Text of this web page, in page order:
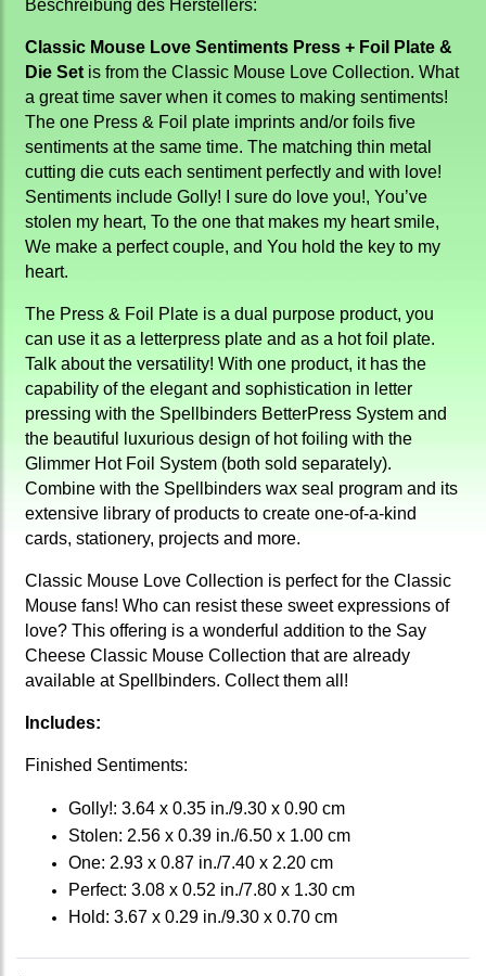
Beschreibung des Herstellers:
Classic Mouse Love Sentiments Press + Foil Plate &
Die Set is from the Classic Mouse Love Collection. What
a great time saver when it comes to making sentiments!
The one Press & Foil plate imprints and/or foils five
sentiments at the same time. The matching thin metal
cutting die cuts each sentiment perfectly and with love!
Sentiments include Golly! I sure do love you!, You’ve
stolen my heart, To the one that makes my heart smile,
We make a perfect couple, and You hold the key to my
heart.
The Press & Foil Plate is a dual purpose product, you
can use it as a letterpress plate and as a hot foil plate.
Talk about the versatility! With one product, it has the
capability of the elegant and sophistication in letter
pressing with the Spellbinders BetterPress System and
the beautiful luxurious design of hot foiling with the
Glimmer Hot Foil System (both sold separately).
Combine with the Spellbinders wax seal program and its
extensive library of products to create one-of-a-kind
cards, stationery, projects and more.
Classic Mouse Love Collection is perfect for the Classic
Mouse fans! Who can resist these sweet expressions of
love? This offering is a wonderful addition to the Say
Cheese Classic Mouse Collection that are already
available at Spellbinders. Collect them all!
Includes:
Finished Sentiments:
Golly!: 3.64 x 0.35 in./9.30 x 0.90 cm
Stolen: 2.56 x 0.39 in./6.50 x 1.00 cm
One: 2.93 x 0.87 in./7.40 x 2.20 cm
Perfect: 3.08 x 0.52 in./7.80 x 1.30 cm
Hold: 3.67 x 0.29 in./9.30 x 0.70 cm